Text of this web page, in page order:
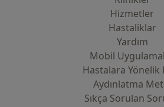
Hizmetler
Hastaliklar
Yardım
Mobil
Hastalara Yönelik
Aydınlatma
Sıkça Sorulan